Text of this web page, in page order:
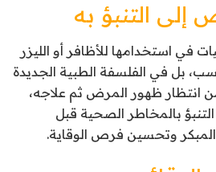
إلى التنبؤ به
في استخدامها للأظافر أو الليزر
بل في الفلسفة الطبية الجديدة
من انتظار ظهور المرض ثم علاجه،
بالمخاطر الصحية قبل
المبكر وتحسين فرص الوقاية.